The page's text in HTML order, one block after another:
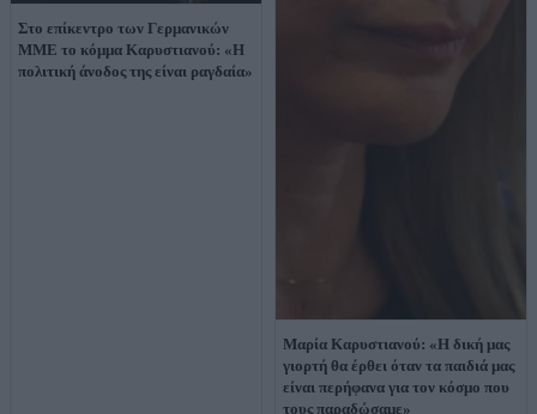
Στο επίκεντρο των Γερμανικών
ΜΜΕ το κόμμα Καρυστιανού: «Η
πολιτική άνοδος της είναι ραγδαία»
Μαρία Καρυστιανού: «Η δική μας
γιορτή θα έρθει όταν τα παιδιά μας
είναι περήφανα για τον κόσμο που
τους παραδώσαμε»